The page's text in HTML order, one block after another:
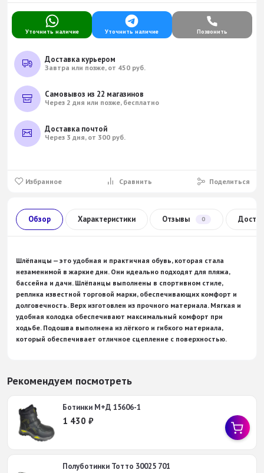
Уточнить наличие Уточнить наличие Позвонить
Доставка курьером
Завтра или позже, от 450 руб.
Самовывоз из 22 магазинов
Через 2 дня или позже, бесплатно
Доставка почтой
Через 3 дня, от 300 руб.
Избранное Сравнить Поделиться
Обзор Характеристики Отзывы 0
Шлёпанцы — это удобная и практичная обувь,которая стала
незаменимой в жаркие дни.Они идеально подходят для пляжа,
бассейна и дачи.Шлёпанцы выполнены в спортивном стиле,
реплика известной торговой марки,обеспечивающих комфорт и
долговечность.Верх изготовлен из прочного материала.Мягкая и
удобная колодка обеспечивают максимальный комфорт при
ходьбе.Подошва выполнена из лёгкого и гибкого материала,
который обеспечивает отличное сцепление с поверхностью.
Рекомендуем посмотреть
Ботинки М+Д 15606-1
1 430 ₽
Полуботинки Тотто 30025 701